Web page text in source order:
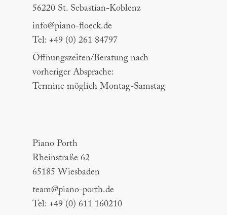
56220 St. Sebastian-Koblenz
info@piano-floeck.de
Tel: +49 (0) 261 84797
Öffnungszeiten/Beratung nach
vorheriger Absprache:
Termine möglich Montag-Samstag
Piano Porth
Rheinstraße 62
65185 Wiesbaden
team@piano-porth.de
Tel: +49 (0) 611 160210